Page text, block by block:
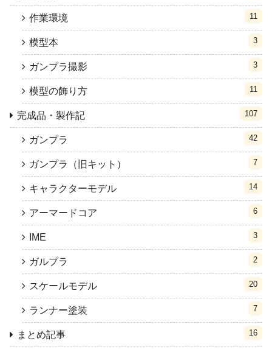
作業環境 11
模型本 3
ガンプラ撮影 3
模型の飾り方 11
完成品・製作記 107
ガンプラ 42
ガンプラ（旧キット） 7
キャラクターモデル 14
アーマードコア 6
IME 3
ガルプラ 2
スケールモデル 20
ランナー塗装 7
まとめ記事 16